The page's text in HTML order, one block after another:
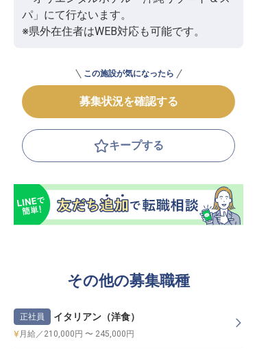
パ」にて行ないます。
※県外在住者はWEB対応も可能です。
この施設が気になったら
募集状況を確認する
キープする
その他の募集職種
正社員 イタリアン（洋食）
月給／210,000円 〜 245,000円